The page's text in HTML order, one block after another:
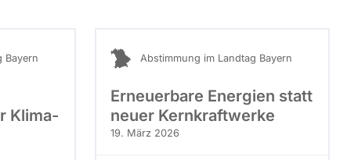
Bayern
Klima-
Abstimmung im Landtag Bayern
Erneuerbare Energien statt
neuer Kernkraftwerke
19. März 2026